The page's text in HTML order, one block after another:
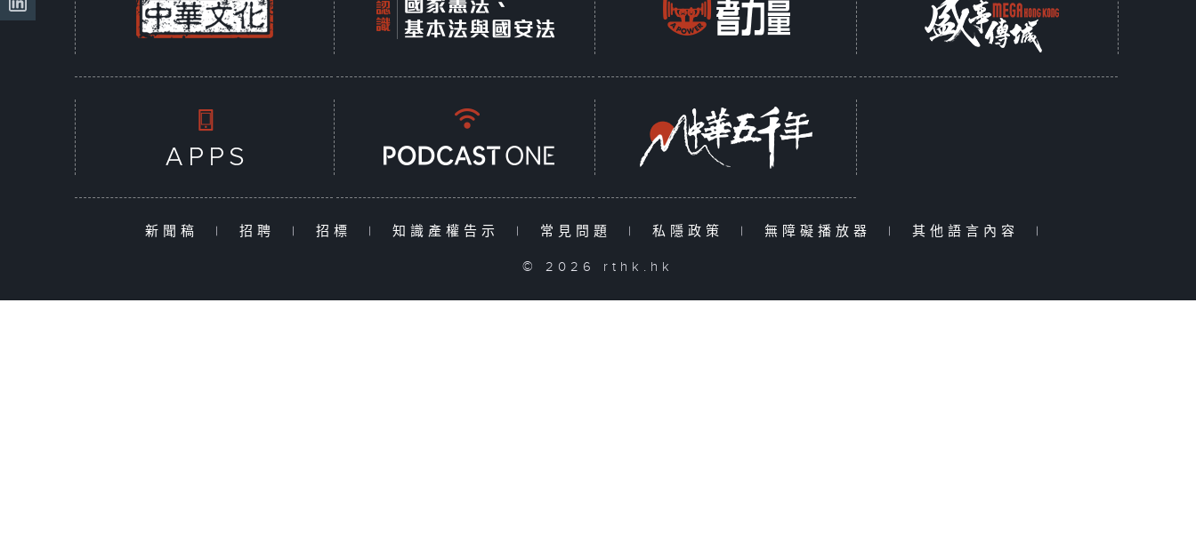
新聞稿 | 招聘 | 招標 | 知識產權告示 | 常見問題 | 私隱政策 | 無障礙播放器 | 其他語言內容 |
© 2026 rthk.hk